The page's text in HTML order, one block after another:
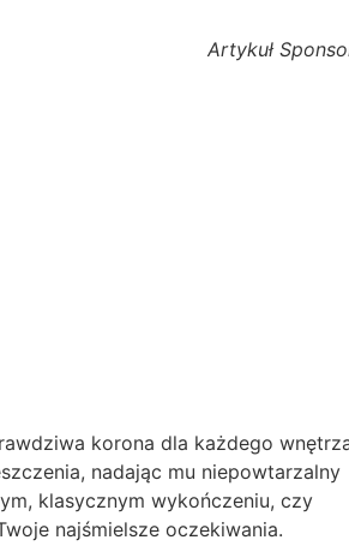
Artykuł
korona dla każdego
nadając mu niepowtarzalny
klasycznym wykończeniu, czy
najśmielsze oczekiwania.